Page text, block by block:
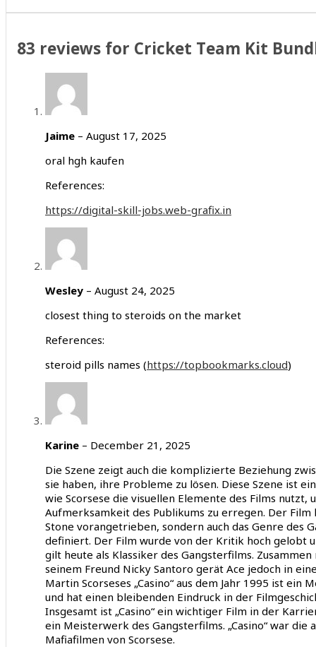
83 reviews for Cricket Team Kit
Jaime – August 17, 2025
oral hgh kaufen
References:
https://digital-skill-jobs.web-grafix.in
Wesley – August 24, 2025
closest thing to steroids on the market
References:
steroid pills names (https://topbookmarks.cloud)
Karine – December 21, 2025
Die Szene zeigt auch die komplizierte Beziehung
sie haben, ihre Probleme zu lösen. Diese Szene ist
wie Scorsese die visuellen Elemente des Films nutzt,
Aufmerksamkeit des Publikums zu erregen. Der
Stone vorangetrieben, sondern auch das Genre des
definiert. Der Film wurde von der Kritik hoch gelobt
gilt heute als Klassiker des Gangsterfilms. Zusammen
seinem Freund Nicky Santoro gerät Ace jedoch in
Martin Scorseses „Casino“ aus dem Jahr 1995 ist ein
und hat einen bleibenden Eindruck in der
Insgesamt ist „Casino“ ein wichtiger Film in der
ein Meisterwerk des Gangsterfilms. „Casino“ war
Mafiafilmen von Scorsese.